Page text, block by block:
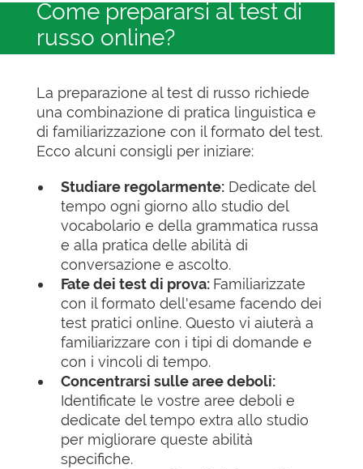
Come prepararsi al test di
russo online?
La preparazione al test di russo richiede
una combinazione di pratica linguistica e
di familiarizzazione con il formato del test.
Ecco alcuni consigli per iniziare:
Studiare regolarmente: Dedicate del
tempo ogni giorno allo studio del
vocabolario e della grammatica russa
e alla pratica delle abilità di
conversazione e ascolto.
Fate dei test di prova: Familiarizzate
con il formato dell'esame facendo dei
test pratici online. Questo vi aiuterà a
familiarizzare con i tipi di domande e
con i vincoli di tempo.
Concentrarsi sulle aree deboli:
Identificate le vostre aree deboli e
dedicate del tempo extra allo studio
per migliorare queste abilità
specifiche.